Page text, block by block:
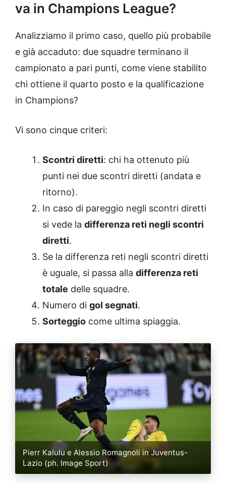
va in Champions League?
Analizziamo il primo caso, quello più probabile
e già accaduto: due squadre terminano il
campionato a pari punti, come viene stabilito
chi ottiene il quarto posto e la qualificazione
in Champions?
Vi sono cinque criteri:
Scontri diretti: chi ha ottenuto più
punti nei due scontri diretti (andata e
ritorno).
In caso di pareggio negli scontri diretti
si vede la differenza reti negli scontri
diretti.
Se la differenza reti negli scontri diretti
è uguale, si passa alla differenza reti
totale delle squadre.
Numero di gol segnati.
Sorteggio come ultima spiaggia.
Pierr Kalulu e Alessio Romagnoli in Juventus-
Lazio (ph. Image Sport)